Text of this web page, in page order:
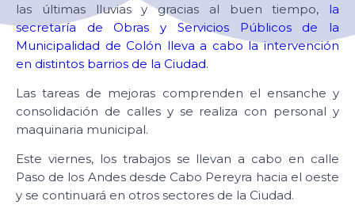
las últimas lluvias y gracias al buen tiempo, la
secretaría de Obras y Servicios Públicos de la
Municipalidad de Colón lleva a cabo la intervención
en distintos barrios de la Ciudad.
Las tareas de mejoras comprenden el ensanche y
consolidación de calles y se realiza con personal y
maquinaria municipal.
Este viernes, los trabajos se llevan a cabo en calle
Paso de los Andes desde Cabo Pereyra hacia el oeste
y se continuará en otros sectores de la Ciudad.